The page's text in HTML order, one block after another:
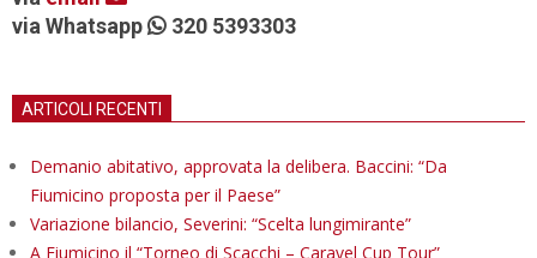
via Whatsapp
320 5393303
ARTICOLI RECENTI
Demanio abitativo, approvata la delibera. Baccini: “Da
Fiumicino proposta per il Paese”
Variazione bilancio, Severini: “Scelta lungimirante”
A Fiumicino il “Torneo di Scacchi – Caravel Cup Tour”